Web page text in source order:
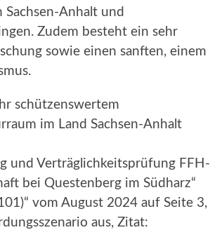
Anhalt und
Zudem besteht ein sehr
sowie einen sanften, einem
schützenswertem
im Land Sachsen-Anhalt
und Verträglichkeitsprüfung FFH-
bei Questenberg im Südharz“
vom August 2024 auf Seite 3,
aus, Zitat: